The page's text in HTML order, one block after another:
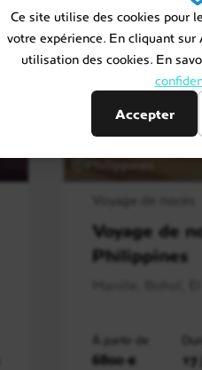
Ce site utilise des cookies pour
votre expérience. En cliquant sur
utilisation des cookies. En
Accepter
Philippines
Voyage de
Philippines
À partir de
6800 €